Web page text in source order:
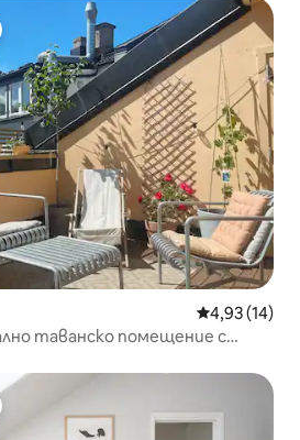
Средна
4,93 (14)
таванско помещение с